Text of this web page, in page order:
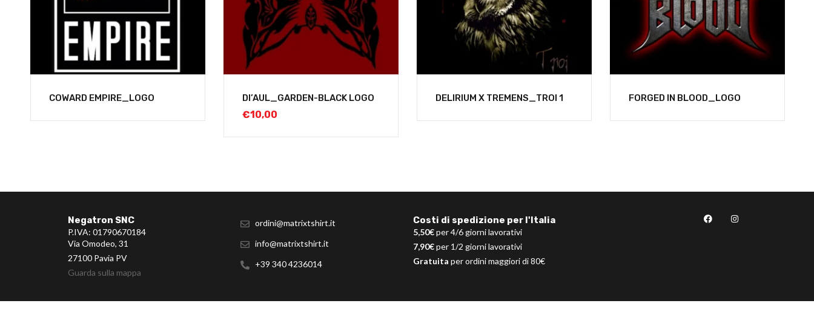
COWARD EMPIRE_LOGO DI’AUL_GARDEN-BLACK LOGO
€10,00
DELIRIUM X TREMENS_TROI 1 FORGED IN BLOOD_LOGO
Negatron SNC
P.IVA: 01790670184
Via Omodeo, 31
27100 Pavia PV
Guarda sulla mappa
ordini@matrixtshirt.it
info@matrixtshirt.it
+39 340 4236014
Costi di spedizione per l'Italia
5,50€per 4/6 giorni lavorativi
7,90€per 1/2 giorni lavorativi
Gratuita per ordini maggiori di 80€